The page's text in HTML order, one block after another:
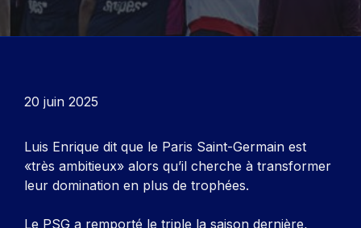
20 juin 2025
Luis Enrique dit que le Paris Saint-Germain est
«très ambitieux» alors qu’il cherche à transformer
leur domination en plus de trophées.
Le PSG a remporté le triple la saison dernière,